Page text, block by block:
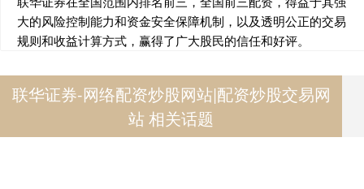
大的风险控制能力和资金安全保障机制，以及透明公正的交易
规则和收益计算方式，赢得了广大股民的信任和好评。
联华证券-网络配资炒股网站|配资炒股交易网
站 相关话题